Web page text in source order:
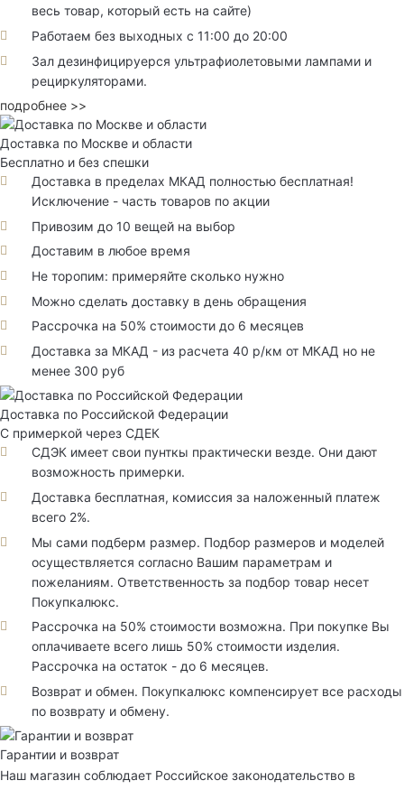
весь товар, который есть на сайте)
Работаем без выходных с 11:00 до 20:00
Зал дезинфицируерся ультрафиолетовыми лампами и
рециркуляторами.
подробнее >>
Доставка по Москве и области
Бесплатно и без спешки
Доставка в пределах МКАД полностью бесплатная!
Исключение - часть товаров по акции
Привозим до 10 вещей на выбор
Доставим в любое время
Не торопим: примеряйте сколько нужно
Можно сделать доставку в день обращения
Рассрочка на 50% стоимости до 6 месяцев
Доставка за МКАД - из расчета 40 р/км от МКАД но не
менее 300 руб
Доставка по Российской Федерации
С примеркой через СДЕК
СДЭК имеет свои пунткы практически везде. Они дают
возможность примерки.
Доставка бесплатная, комиссия за наложенный платеж
всего 2%.
Мы сами подберм размер. Подбор размеров и моделей
осуществляется согласно Вашим параметрам и
пожеланиям. Ответственность за подбор товар несет
Покупкалюкс.
Рассрочка на 50% стоимости возможна. При покупке Вы
оплачиваете всего лишь 50% стоимости изделия.
Рассрочка на остаток - до 6 месяцев.
Возврат и обмен. Покупкалюкс компенсирует все расходы
по возврату и обмену.
Гарантии и возврат
Наш магазин соблюдает Российское законодательство в